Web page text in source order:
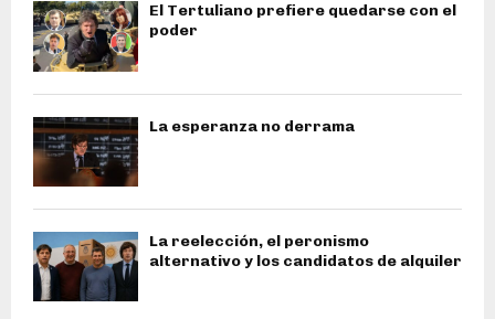
El Tertuliano prefiere quedarse con el
poder
La esperanza no derrama
La reelección, el peronismo
alternativo y los candidatos de alquiler